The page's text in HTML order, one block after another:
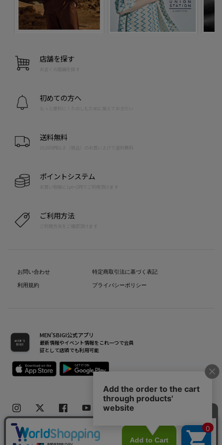
店舗を探す
お近くの店舗を探す
初めての方へ
もっと便利に！たのしむために覚えておきたい
送料無料
10,000円以上（税込）のお買い上げで送料無料
ポイントシステム
お買い物毎に1pt=1円でご利用頂けます
ご利用方法
ご利用方法をご確認頂けます
お問い合わせ
利用規約
特定商取引法に基づく表記
プライバシーポリシー
MEN’SBIGI公式アプリ
最新情報やイベント情報をこれ一つで会員
証として店頭でも利用可能
Copyright(C) Bigi Co.,Ltd.All Rights Reserved.